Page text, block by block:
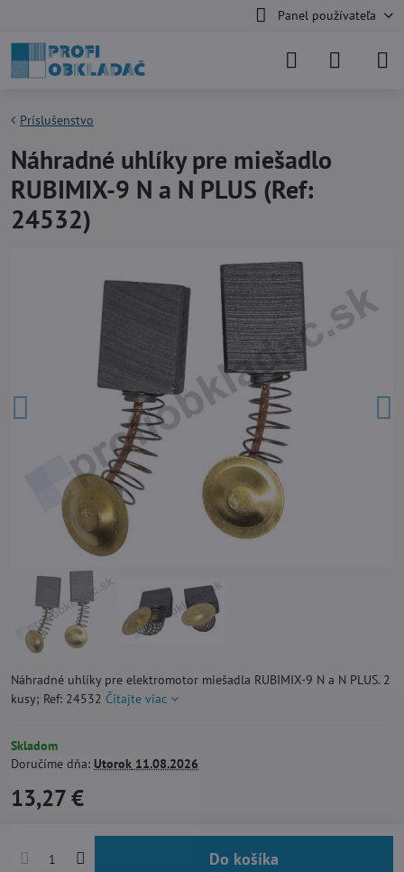
Panel používateľa
Príslušenstvo
Náhradné uhlíky pre miešadlo
RUBIMIX-9 N a N PLUS (Ref:
24532)
Náhradné uhlíky pre elektromotor miešadla RUBIMIX-9 N a N PLUS. 2
kusy; Ref: 24532 Čítajte viac
Skladom
Doručíme dňa: Utorok 11.08.2026
13,27 €
Do košíka